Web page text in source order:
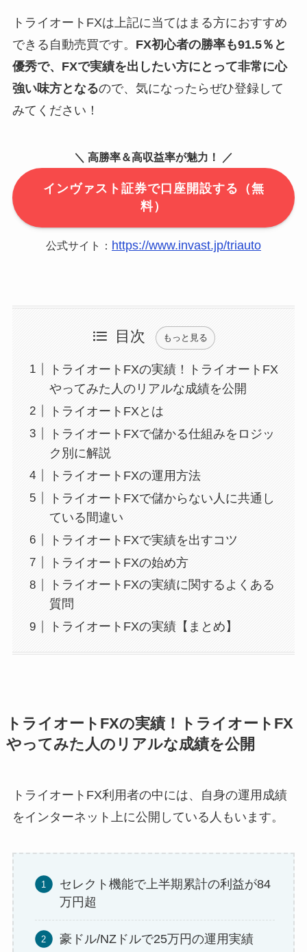
トライオートFXは上記に当てはまる方におすすめ
できる自動売買です。 FX初心者の勝率も91.5％と
優秀で、FXで実績を出したい方にとって非常に心
強い味方となるので、気になったらぜひ登録して
みてください！
＼ 高勝率＆高収益率が魅力！ ／
インヴァスト証券で口座開設する（無
料）
公式サイト： https://www.invast.jp/triauto
目次 もっと見る
トライオートFXの実績！トライオートFX
やってみた人のリアルな成績を公開
トライオートFXとは
トライオートFXで儲かる仕組みをロジッ
ク別に解説
トライオートFXの運用方法
トライオートFXで儲からない人に共通し
ている間違い
トライオートFXで実績を出すコツ
トライオートFXの始め方
トライオートFXの実績に関するよくある
質問
トライオートFXの実績【まとめ】
トライオートFXの実績！トライオートFX
やってみた人のリアルな成績を公開
トライオートFX利用者の中には、自身の運用成績
をインターネット上に公開している人もいます。
セレクト機能で上半期累計の利益が84
万円超
豪ドル/NZドルで25万円の運用実績